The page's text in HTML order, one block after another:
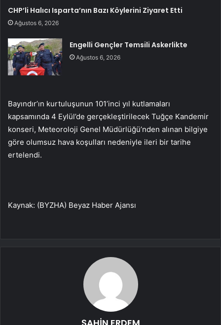
CHP’li Halıcı Isparta’nın Bazı Köylerini Ziyaret Etti
Ağustos 6, 2026
Engelli Gençler Temsili Askerlikte
Ağustos 6, 2026
Bayındır’ın kurtuluşunun 101’inci yıl kutlamaları
kapsamında 4 Eylül’de gerçekleştirilecek Tuğçe Kandemir
konseri, Meteoroloji Genel Müdürlüğü’nden alınan bilgiye
göre olumsuz hava koşulları nedeniyle ileri bir tarihe
ertelendi.
Kaynak: (BYZHA) Beyaz Haber Ajansı